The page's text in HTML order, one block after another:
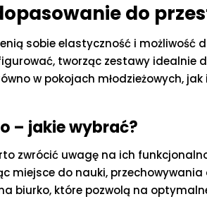
do
sobie elastyczność i możliwość
tworząc zestawy idealnie
w pokojach młodzieżowych,
– jakie wybrać?
zwrócić uwagę na ich
miejsce do nauki,
biurko, które pozwolą na